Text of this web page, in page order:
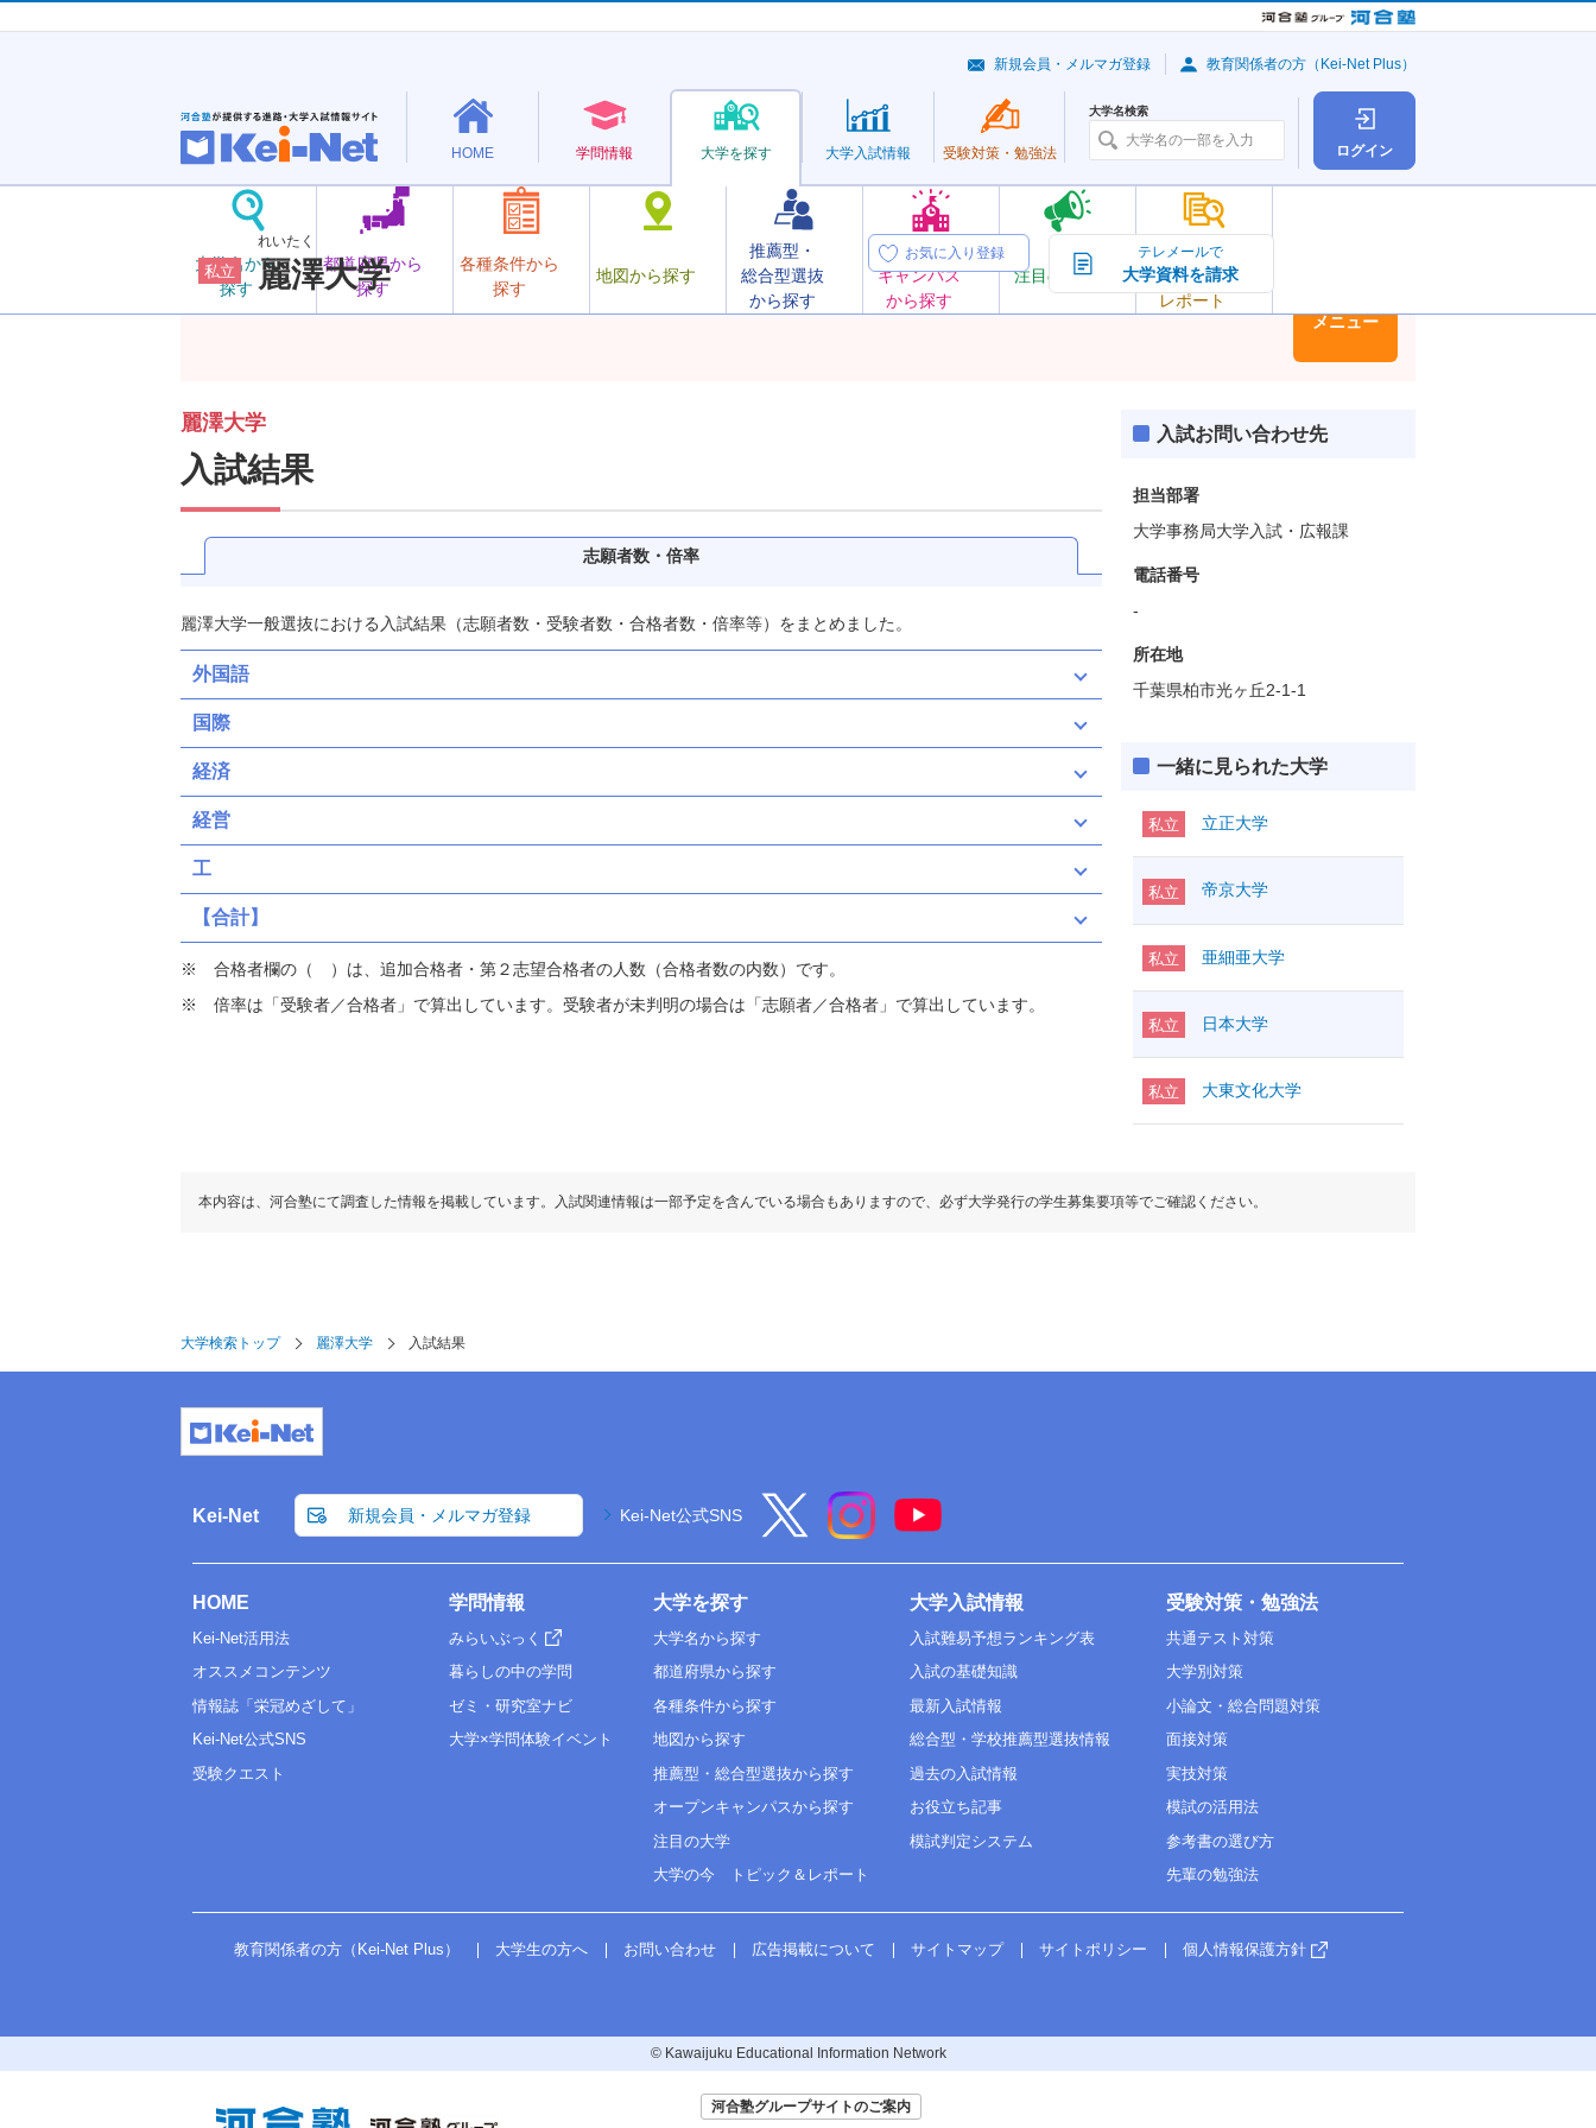
ログイン
HOME 学問情報 大学を探す
大学名から
探す
都道府県から
探す
各種条件から
探す
地図から探す
推薦型・
総合型選抜
から探す
オープン
キャンパス
から探す
注目の大学
大学の今
トピック＆
レポート
大学入試情報 受験対策・ 勉強法
大学名検索
新規会員・メルマガ登録 教育関係者の方（Kei-Net Plus）
私立
れいたく
麗澤大学
お気に入り登録 テレメールで
大学資料を請求
メニュー
麗澤大学
入試結果
志願者数・倍率
麗澤大学一般選抜における入試結果（志願者数・受験者数・合格者数・倍率等）をまとめました。
外国語
国際
経済
経営
工
【合計】
合格者欄の（ ）は、追加合格者・第２志望合格者の人数（合格者数の内数）です。
倍率は「受験者／合格者」で算出しています。受験者が未判明の場合は「志願者／合格者」で算出しています。
入試お問い合わせ先
担当部署
大学事務局大学入試・広報課
電話番号
-
所在地
千葉県柏市光ヶ丘2-1-1
一緒に見られた大学
私立 立正大学
私立 帝京大学
私立 亜細亜大学
私立 日本大学
私立 大東文化大学
本内容は、河合塾にて調査した情報を掲載しています。入試関連情報は一部予定を含んでいる場合もありますので、必ず大学発行の学生募集要項等でご確認ください。
大学検索トップ 麗澤大学 入試結果
Kei-Net 新規会員・メルマガ登録 Kei-Net公式SNS
HOME
Kei-Net活用法
オススメコンテンツ
情報誌「栄冠めざして」
Kei-Net公式SNS
受験クエスト
学問情報
みらいぶっく
暮らしの中の学問
ゼミ・研究室ナビ
大学×学問体験イベント
大学を探す
大学名から探す
都道府県から探す
各種条件から探す
地図から探す
推薦型・総合型選抜から探す
オープンキャンパスから探す
注目の大学
大学の今 トピック＆レポート
大学入試情報
入試難易予想ランキング表
入試の基礎知識
最新入試情報
総合型・学校推薦型選抜情報
過去の入試情報
お役立ち記事
模試判定システム
受験対策・勉強法
共通テスト対策
大学別対策
小論文・総合問題対策
面接対策
実技対策
模試の活用法
参考書の選び方
先輩の勉強法
教育関係者の方（Kei-Net Plus） 大学生の方へ お問い合わせ 広告掲載について サイトマップ サイトポリシー 個人情報保護方針
© Kawaijuku Educational Information Network
河合塾グループサイトのご案内